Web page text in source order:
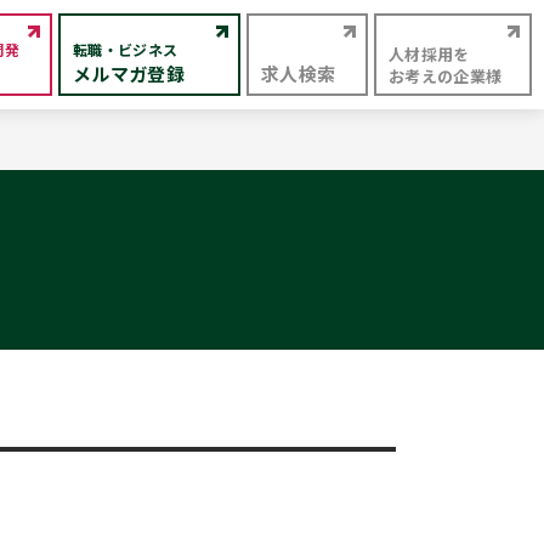
発 転職・ビジネス
メルマガ登録 求人検索
人材採用を
お考えの企業様